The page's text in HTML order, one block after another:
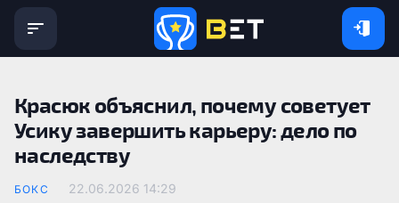
Красюк объяснил, почему советует
Усику завершить карьеру: дело по
наследству
БОКС 22.06.2026 14:29